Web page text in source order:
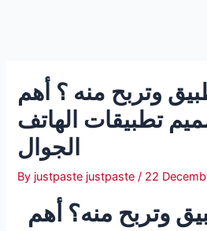
وتربح منه ؟ أهم
تطبيقات الهاتف
الجوال
By justpaste justpaste/ 22
وتربح منه؟ أهم